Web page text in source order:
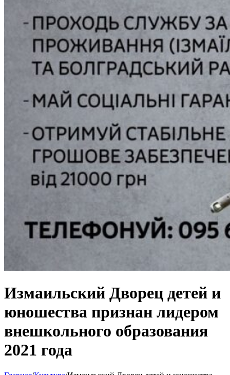
Измаильский Дворец детей и
юношества признан лидером
внешкольного образования
2021 года